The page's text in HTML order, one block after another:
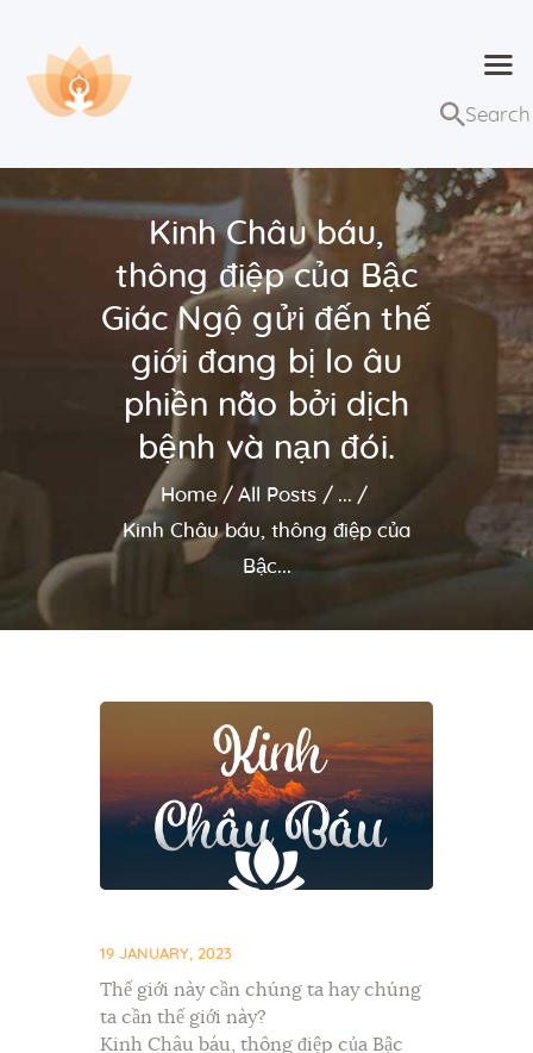
Kinh Châu báu,
thông điệp của Bậc
Giác Ngộ gửi đến thế
giới đang bị lo âu
phiền não bởi dịch
bệnh và nạn đói.
Home All Posts
...
Kinh Châu báu, thông điệp của
Bậc...
Bài giảng
Lớp học và sự kiện
Về Dhammaduta
19 JANUARY, 2023
Thế giới này cần chúng ta hay chúng
ta cần thế giới này?
Kinh Châu báu, thông điệp của Bậc